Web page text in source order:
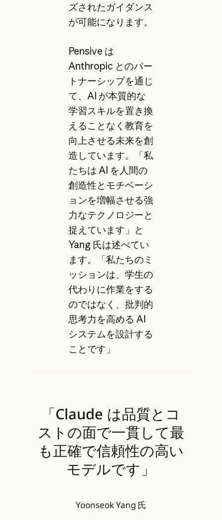
ズされたガイダンス
が可能になります。
Pensive は
Anthropic とのパー
トナーシップを通じ
て、AI が本質的な
学習スキルを置き換
えることなく教育を
向上させる未来を創
造しています。「私
たちは AI を人間の
創造性とモチベーシ
ョンを増幅させる強
力なテクノロジーと
捉えています」と
Yang 氏は述べてい
ます。「私たちのミ
ッションは、学生の
代わりに作業をする
のではなく、批判的
思考力を高める AI
システムを設計する
ことです」
「Claude は品質とコ
ストの面で一貫して最
も正確で信頼性の高い
モデルです」
Yoonseok Yang 氏